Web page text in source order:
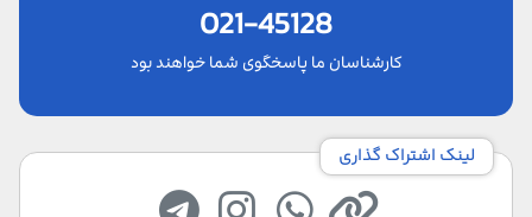
021-45128
کارشناسان ما پاسخگوی شما خواهند بود
لینک اشتراک گذاری